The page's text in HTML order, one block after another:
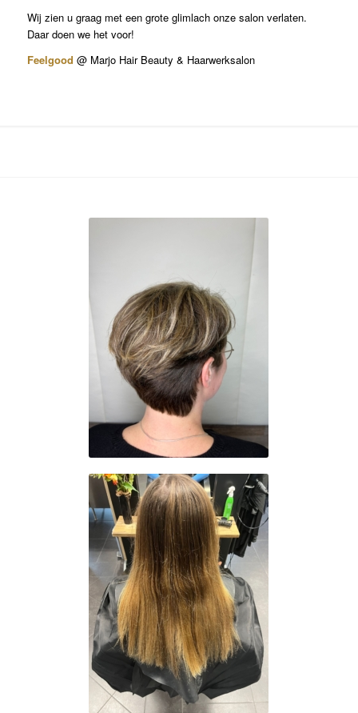
Wij zien u graag met een grote glimlach onze salon verlaten.
Daar doen we het voor!
Feelgood @ Marjo Hair Beauty & Haarwerksalon